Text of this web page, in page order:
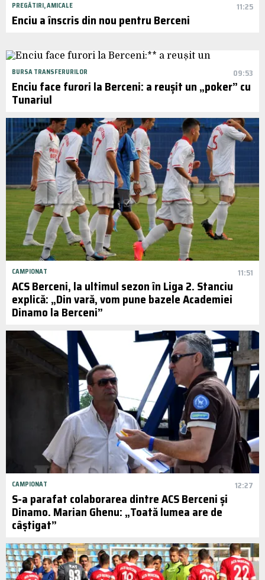
PREGĂTIRI, AMICALE 11:25
Enciu a înscris din nou pentru Berceni
BURSA TRANSFERURILOR 09:53
Enciu face furori la Berceni: a reușit un „poker” cu
Tunariul
CAMPIONAT 11:51
ACS Berceni, la ultimul sezon în Liga 2. Stanciu
explică: „Din vară, vom pune bazele Academiei
Dinamo la Berceni”
CAMPIONAT 12:27
S-a parafat colaborarea dintre ACS Berceni și
Dinamo. Marian Ghenu: „Toată lumea are de
câștigat”